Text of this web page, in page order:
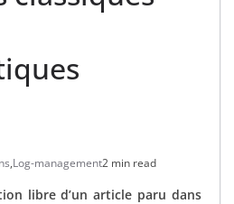
,Log-management2 min read
libre d’un article paru dans